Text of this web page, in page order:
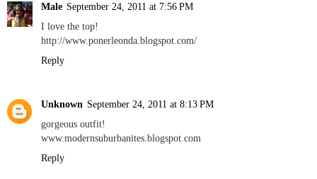
Male September 24, 2011 at 7:56 PM
I love the top!
http://www.ponerleonda.blogspot.com/
Reply
Unknown September 24, 2011 at 8:13 PM
gorgeous outfit!
www.modernsuburbanites.blogspot.com
Reply